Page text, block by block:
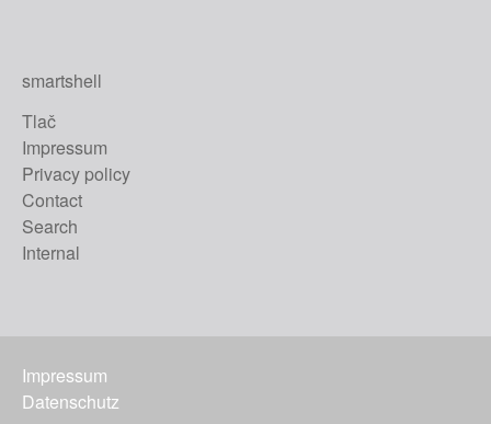
smartshell
Tlač
Impressum
Privacy policy
Contact
Search
Internal
Impressum
Datenschutz